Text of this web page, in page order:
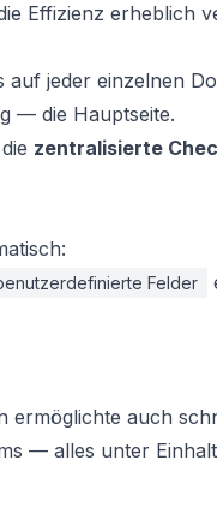
Effizienz erheblich
jeder einzelnen
— die Hauptseite.
zentralisierte
Felder
auch
— alles unter